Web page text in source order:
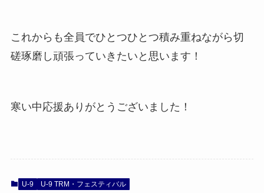
これからも全員でひとつひとつ積み重ねながら切
磋琢磨し頑張っていきたいと思います！
寒い中応援ありがとうございました！
U-9 U-9 TRM・フェスティバル